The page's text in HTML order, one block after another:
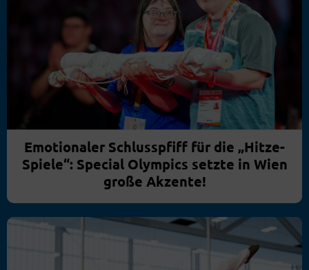
Emotionaler Schlusspfiff für die „Hitze-
Spiele“: Special Olympics setzte in Wien
große Akzente!